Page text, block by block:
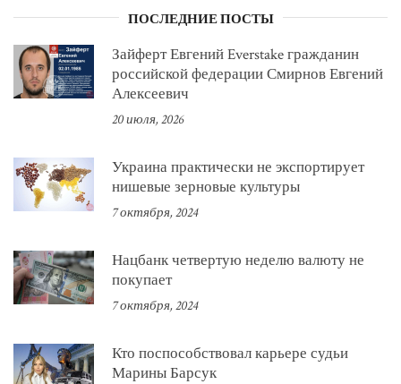
ПОСЛЕДНИЕ ПОСТЫ
Зайферт Евгений Everstake гражданин
российской федерации Смирнов Евгений
Алексеевич
20 июля, 2026
Украина практически не экспортирует
нишевые зерновые культуры
7 октября, 2024
Нацбанк четвертую неделю валюту не
покупает
7 октября, 2024
Кто поспособствовал карьере судьи
Марины Барсук